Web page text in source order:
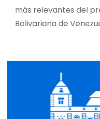
más relevantes del
Bolivariana de